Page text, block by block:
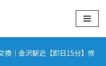
換｜金沢駅近【即日15分】修